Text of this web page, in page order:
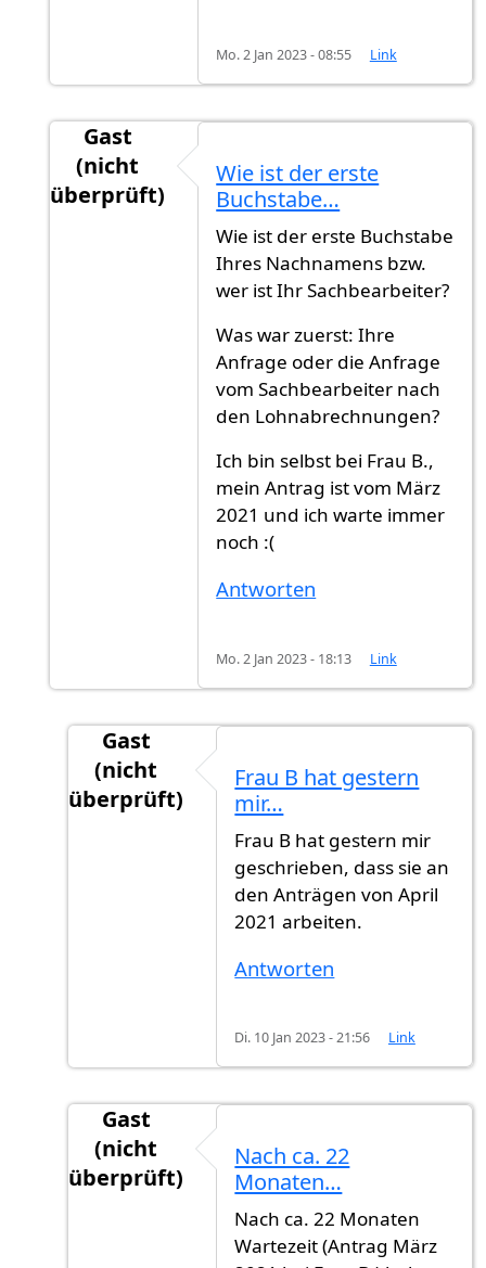
Mo. 2 Jan 2023 - 08:55 Link
Gast
(nicht
überprüft)
Rückmeldung Ahmmed
Wie ist der erste
Buchstabe…
Wie ist der erste Buchstabe
Ihres Nachnamens bzw.
wer ist Ihr Sachbearbeiter?
Was war zuerst: Ihre
Anfrage oder die Anfrage
vom Sachbearbeiter nach
den Lohnabrechnungen?
Ich bin selbst bei Frau B.,
mein Antrag ist vom März
2021 und ich warte immer
noch :(
Antworten
Mo. 2 Jan 2023 - 18:13 Link
Gast
(nicht
überprüft)
Frau B hat gestern
mir…
Frau B hat gestern mir
geschrieben, dass sie an
den Anträgen von April
2021 arbeiten.
Antworten
Di. 10 Jan 2023 - 21:56 Link
Gast
(nicht
überprüft)
Wie ist der erste Buchstabe…
Nach ca. 22
Monaten…
Nach ca. 22 Monaten
Wartezeit (Antrag März